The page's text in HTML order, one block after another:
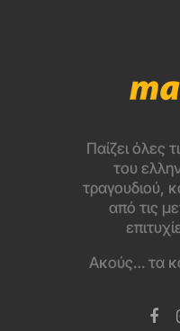
Παίζει όλες
του
τραγουδιού,
από τις
Ακούς… τα